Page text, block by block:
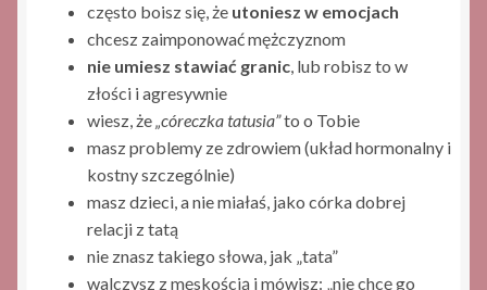
często boisz się, że utoniesz w emocjach
chcesz zaimponować mężczyznom
nie umiesz stawiać granic, lub robisz to w
złości i agresywnie
wiesz, że„córeczka tatusia”to o Tobie
masz problemy ze zdrowiem (układ hormonalny i
kostny szczególnie)
masz dzieci, a nie miałaś, jako córka dobrej
relacji z tatą
nie znasz takiego słowa, jak „tata”
walczysz z męskością i mówisz: „nie chcę go